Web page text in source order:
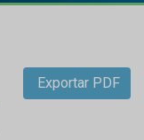
Exportar PDF